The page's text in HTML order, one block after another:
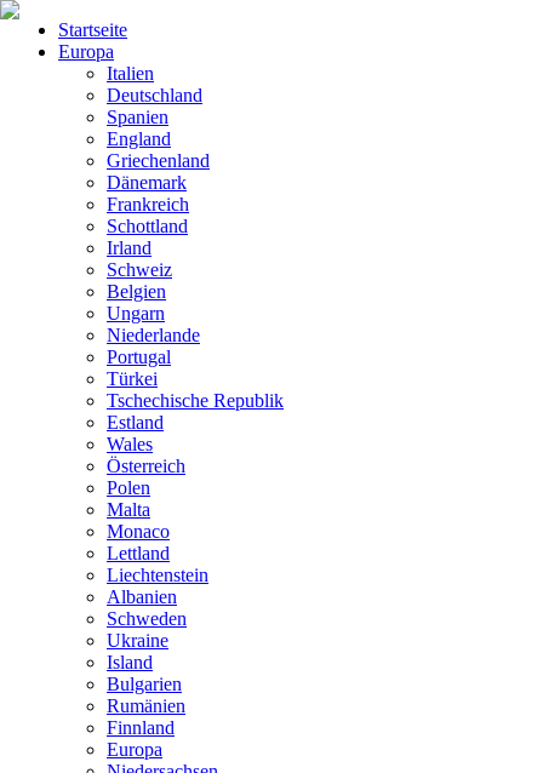
Startseite
Europa
Italien
Deutschland
Spanien
England
Griechenland
Dänemark
Frankreich
Schottland
Irland
Schweiz
Belgien
Ungarn
Niederlande
Portugal
Türkei
Tschechische Republik
Estland
Wales
Österreich
Polen
Malta
Monaco
Lettland
Liechtenstein
Albanien
Schweden
Ukraine
Island
Bulgarien
Rumänien
Finnland
Europa